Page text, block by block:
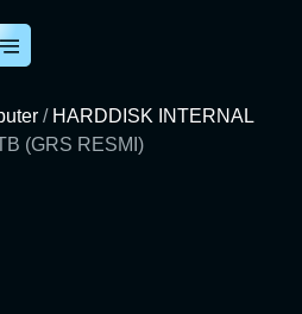
/ HARDDISK INTERNAL
(GRS RESMI)